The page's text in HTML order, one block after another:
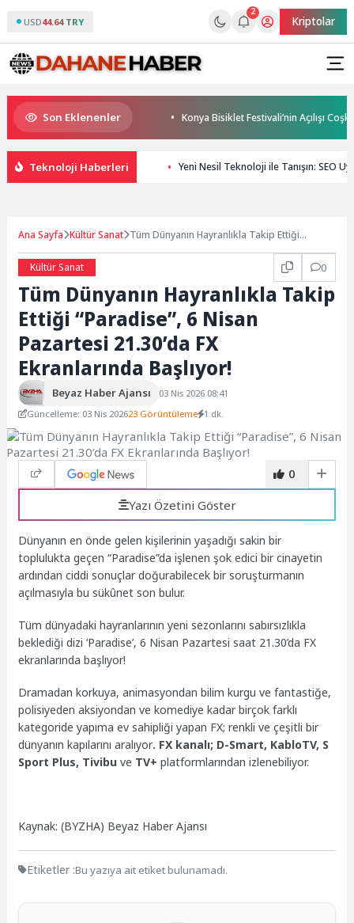
USD44.64 TRY
2
Kriptolar
Son Eklenenler
uygun bir tedavi değil! Konya Bisiklet Festivali’nin Açılışı
Teknoloji Haberleri Yeni Nesil Teknoloji ile Tanışın: SEO
Ana Sayfa Kültür Sanat Tüm Dünyanın Hayranlıkla Takip Ettiği
Kültür Sanat 0
Tüm Dünyanın Hayranlıkla Takip
Ettiği “Paradise”, 6 Nisan
Pazartesi 21.30’da FX
Ekranlarında Başlıyor!
Beyaz Haber Ajansı
03 Nis 2026 08:41
Güncelleme: 03 Nis 202623 Görüntüleme 1 dk.
0
Yazı Özetini Göster
Dünyanın en önde gelen kişilerinin yaşadığı sakin bir
toplulukta geçen “Paradise”da işlenen şok edici bir cinayetin
ardından ciddi sonuçlar doğurabilecek bir soruşturmanın
açılmasıyla bu sükûnet son bulur.
Tüm dünyadaki hayranlarının yeni sezonlarını sabırsızlıkla
beklediği dizi ‘Paradise’, 6 Nisan Pazartesi saat 21.30’da FX
ekranlarında başlıyor!
Dramadan korkuya, animasyondan bilim kurgu ve fantastiğe,
polisiyeden aksiyondan ve komediye kadar birçok farklı
kategoride yapıma ev sahipliği yapan FX; renkli ve çeşitli bir
dünyanın kapılarını aralıyor. FX kanalı; D-Smart, KabloTV, S
Sport Plus, Tivibuve TV+platformlarından izlenebiliyor.
Kaynak: (BYZHA) Beyaz Haber Ajansı
Etiketler :Bu yazıya ait etiket bulunamadı.